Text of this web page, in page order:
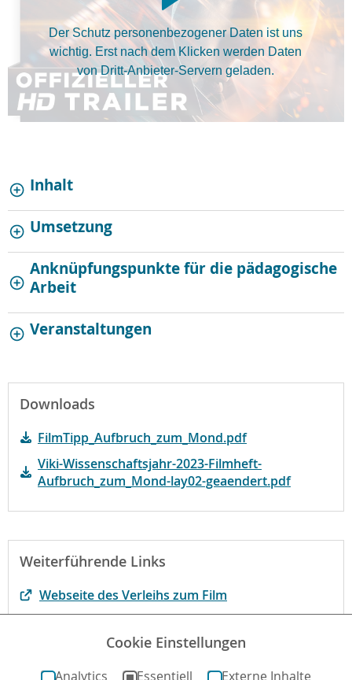
Der Schutz personenbezogener Daten ist uns
wichtig. Erst nach dem Klicken werden Daten
von Dritt-Anbieter-Servern geladen.
Inhalt
Umsetzung
Anknüpfungspunkte für die pädagogische
Arbeit
Veranstaltungen
Downloads
FilmTipp_Aufbruch_zum_Mond.pdf
Viki-Wissenschaftsjahr-2023-Filmheft-
Aufbruch_zum_Mond-lay02-geaendert.pdf
Weiterführende Links
Webseite des Verleihs zum Film
Begründung der fbw
Anatomie einer Szene der New York Times
Cookie Einstellungen
Analytics Essentiell Externe Inhalte